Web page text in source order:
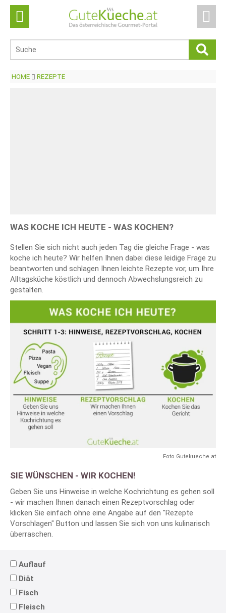
HOME REZEPTE
WAS KOCHE ICH HEUTE - WAS KOCHEN?
Stellen Sie sich nicht auch jeden Tag die gleiche Frage - was
koche ich heute? Wir helfen Ihnen dabei diese leidige Frage zu
beantworten und schlagen Ihnen leichte Rezepte vor, um Ihre
Alltagsküche köstlich und dennoch Abwechslungsreich zu
gestalten.
Foto Gutekueche.at
SIE WÜNSCHEN - WIR KOCHEN!
Geben Sie uns Hinweise in welche Kochrichtung es gehen soll
- wir machen Ihnen danach einen Rezeptvorschlag oder
klicken Sie einfach ohne eine Angabe auf den "Rezepte
Vorschlagen" Button und lassen Sie sich von uns kulinarisch
überraschen.
Auflauf
Diät
Fisch
Fleisch